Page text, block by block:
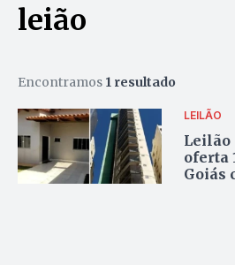
leião
Encontramos 1 resultado
LEILÃO
Leilão
oferta
Goiás